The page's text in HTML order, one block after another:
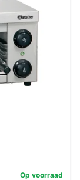
Op voorraad